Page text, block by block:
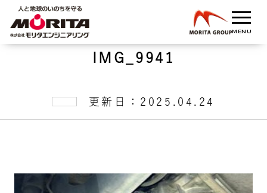
IMG_9941
更新日：2025.04.24